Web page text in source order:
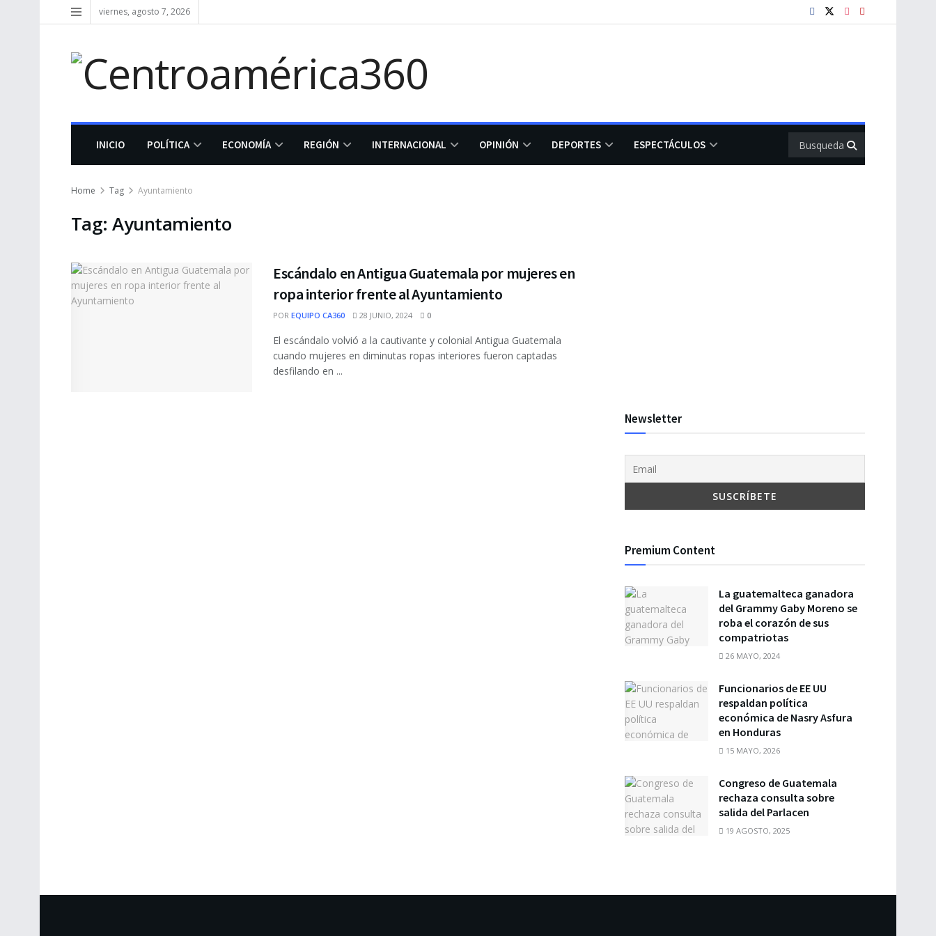
viernes, agosto 7, 2026
INICIO POLÍTICA ECONOMÍA REGIÓN INTERNACIONAL OPINIÓN DEPORTES ESPECTÁCULOS
Home Tag Ayuntamiento
Tag:Ayuntamiento
Escándalo en Antigua Guatemala por mujeres en
ropa interior frente al Ayuntamiento
POR EQUIPO CA360 28 JUNIO, 2024 0
El escándalo volvió a la cautivante y colonial Antigua Guatemala
cuando mujeres en diminutas ropas interiores fueron captadas
desfilando en ...
Newsletter
Premium Content
La guatemalteca ganadora
del Grammy Gaby Moreno se
roba el corazón de sus
compatriotas
26 MAYO, 2024
Funcionarios de EE UU
respaldan política
económica de Nasry Asfura
en Honduras
15 MAYO, 2026
Congreso de Guatemala
rechaza consulta sobre
salida del Parlacen
19 AGOSTO, 2025